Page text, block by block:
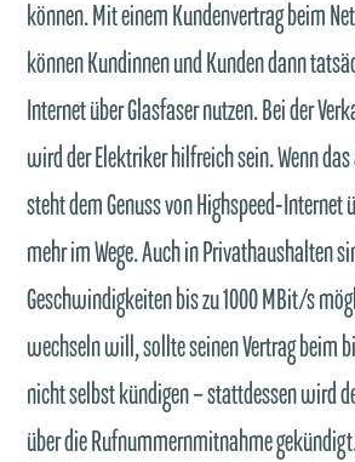
können. Mit einem Kundenvertrag beim
können Kundinnen und Kunden dann
Internet über Glasfaser nutzen. Bei der
wird der Elektriker hilfreich sein. Wenn
steht dem Genuss von Highspeed-Internet
mehr im Wege. Auch in Privathaushalten
Geschwindigkeiten bis zu 1000 MBit/s
wechseln will, sollte seinen Vertrag beim
nicht selbst kündigen – stattdessen wird
über die Rufnummernmitnahme